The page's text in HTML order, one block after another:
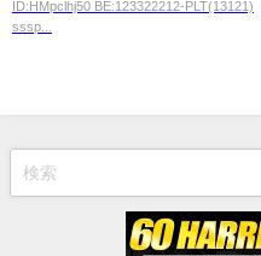
ID:HMpclhj50 BE:123322212-PLT(13121)
sssp...